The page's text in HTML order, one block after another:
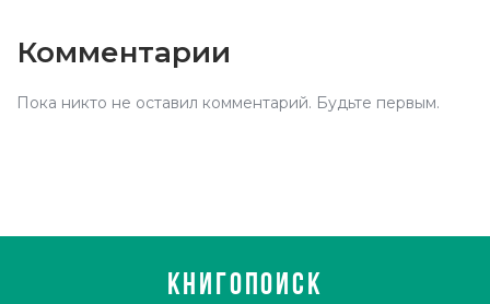
Комментарии
Пока никто не оставил комментарий. Будьте первым.
КНИГОПОИСК